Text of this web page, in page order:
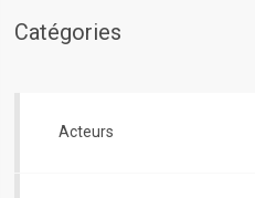
Catégories
Acteurs